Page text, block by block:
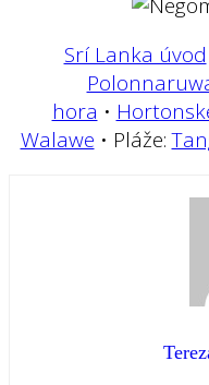
Srí Lanka úvod
hora •
Walawe • Pláže: